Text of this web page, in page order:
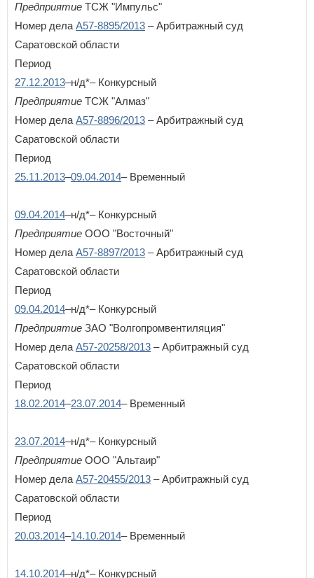
Предприятие ТСЖ "Импульс"
Номер дела А57-8895/2013 – Арбитражный суд
Саратовской области
Период
27.12.2013–н/д*– Конкурсный
Предприятие ТСЖ "Алмаз"
Номер дела А57-8896/2013 – Арбитражный суд
Саратовской области
Период
25.11.2013–09.04.2014– Временный
09.04.2014–н/д*– Конкурсный
Предприятие ООО "Восточный"
Номер дела А57-8897/2013 – Арбитражный суд
Саратовской области
Период
09.04.2014–н/д*– Конкурсный
Предприятие ЗАО "Волгопромвентиляция"
Номер дела А57-20258/2013 – Арбитражный суд
Саратовской области
Период
18.02.2014–23.07.2014– Временный
23.07.2014–н/д*– Конкурсный
Предприятие ООО "Альтаир"
Номер дела А57-20455/2013 – Арбитражный суд
Саратовской области
Период
20.03.2014–14.10.2014– Временный
14.10.2014–н/д*– Конкурсный